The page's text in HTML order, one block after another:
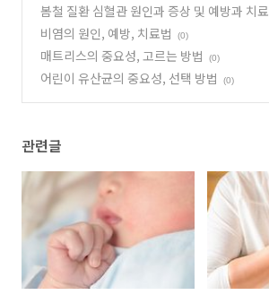
봄철 질환 심혈관 원인과 증상 및 예방과 치료
비염의 원인, 예방, 치료법 (0)
매트리스의 중요성, 고르는 방법 (0)
어린이 유산균의 중요성, 선택 방법 (0)
관련글